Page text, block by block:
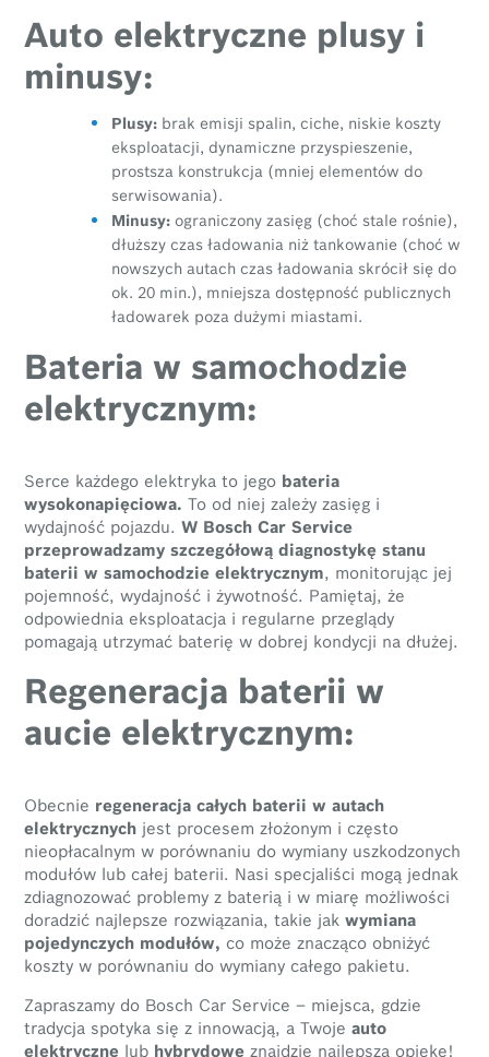
Auto elektryczne plusy i
minusy:
Plusy: brak emisji spalin, ciche, niskie koszty
eksploatacji, dynamiczne przyspieszenie,
prostsza konstrukcja (mniej elementów do
serwisowania).
Minusy: ograniczony zasięg (choć stale rośnie),
dłuższy czas ładowania niż tankowanie (choć w
nowszych autach czas ładowania skrócił się do
ok. 20 min.), mniejsza dostępność publicznych
ładowarek poza dużymi miastami.
Bateria w samochodzie
elektrycznym:
Serce każdego elektryka to jego bateria
wysokonapięciowa. To od niej zależy zasięg i
wydajność pojazdu. W Bosch Car Service
przeprowadzamy szczegółową diagnostykę stanu
baterii w samochodzie elektrycznym, monitorując jej
pojemność, wydajność i żywotność. Pamiętaj, że
odpowiednia eksploatacja i regularne przeglądy
pomagają utrzymać baterię w dobrej kondycji na dłużej.
Regeneracja baterii w
aucie elektrycznym:
Obecnie regeneracja całych baterii w autach
elektrycznych jest procesem złożonym i często
nieopłacalnym w porównaniu do wymiany uszkodzonych
modułów lub całej baterii. Nasi specjaliści mogą jednak
zdiagnozować problemy z baterią i w miarę możliwości
doradzić najlepsze rozwiązania, takie jak wymiana
pojedynczych modułów, co może znacząco obniżyć
koszty w porównaniu do wymiany całego pakietu.
Zapraszamy do Bosch Car Service – miejsca, gdzie
tradycja spotyka się z innowacją, a Twoje auto
elektryczne lub hybrydowe znajdzie najlepszą opiekę!